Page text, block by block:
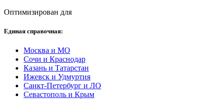
Оптимизирован для
Единая справочная:
Москва и МО
Сочи и Краснодар
Казань и Татарстан
Ижевск и Удмуртия
Санкт-Петербург и ЛО
Севастополь и Крым